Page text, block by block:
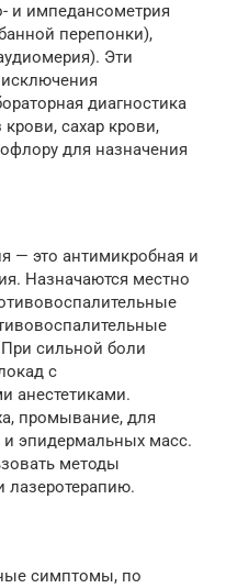
и импедансометрия
перепонки),
Эти
диагностика
сахар крови,
для назначения
— это антимикробная и
Назначаются местно
сильной боли
с
анестетиками.
промывание, для
эпидермальных масс.
методы
лазеротерапию.
симптомы, по